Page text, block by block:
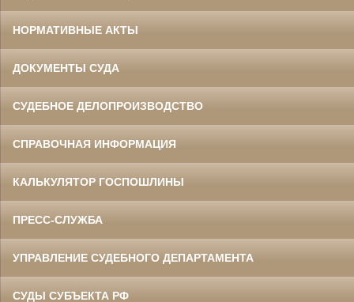
НОРМАТИВНЫЕ АКТЫ
ДОКУМЕНТЫ СУДА
СУДЕБНОЕ ДЕЛОПРОИЗВОДСТВО
СПРАВОЧНАЯ ИНФОРМАЦИЯ
КАЛЬКУЛЯТОР ГОСПОШЛИНЫ
ПРЕСС-СЛУЖБА
УПРАВЛЕНИЕ СУДЕБНОГО ДЕПАРТАМЕНТА
СУДЫ СУБЪЕКТА РФ